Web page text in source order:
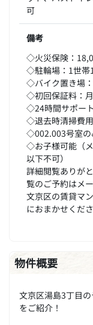
可
備考
◇火災保険：
◇駐輪場：1世
◇バイク置き場
◇初回保証料：
◇24時間サポー
◇退去時清掃費
◇002.003号室の
◇お子様可能（
以下不可）
詳細閲覧ありが
覧のご予約はメ
文京区の賃貸マ
におまかせくだ
物件概要
文京区湯島3丁目
をご紹介！